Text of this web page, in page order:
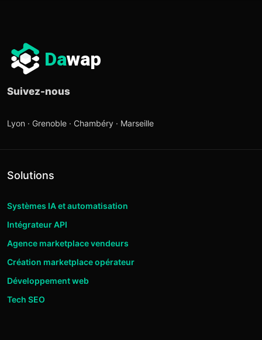
Dawap
Suivez-nous
Lyon · Grenoble · Chambéry · Marseille
Solutions
Systèmes IA et automatisation
Intégrateur API
Agence marketplace vendeurs
Création marketplace opérateur
Développement web
Tech SEO